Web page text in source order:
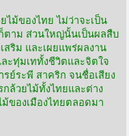
ของไทย ไม่ว่าจะเป็น
ตาม ส่วนใหญ่นั้นเป็นผลสืบ
สริม และเผยแพร่ผลงาน
ะทุ่มเททั้งชีวิตและจิตใจ
ย์ระพี สาคริก จนชื่อเสียง
ล้วยไม้ทั้งไทยและต่าง
ของเมืองไทยตลอดมา